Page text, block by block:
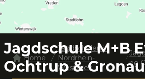
Jagdschule M+B
Ochtrup & Gronau
Home
Jagdschulen in
Nordrhein-
Westfalen
ng